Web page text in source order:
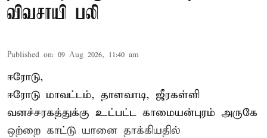
விவசாயி பலி
Published on: 09 Aug 2026, 11:40 am
ஈரோடு,
ஈரோடு மாவட்டம், தாளவாடி, ஜீரகள்ளி
வனச்சரகத்துக்கு உட்பட்ட காமையன்புரம் அருகே
ஒற்றை காட்டு யானை தாக்கியதில்